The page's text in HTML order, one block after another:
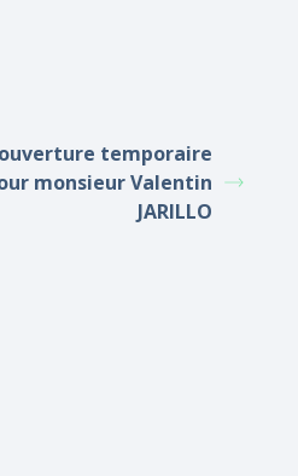
temporaire
monsieur Valentin
JARILLO